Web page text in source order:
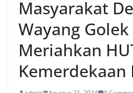
Masyarakat
Wayang
Meriahkan
Kemerdekaan